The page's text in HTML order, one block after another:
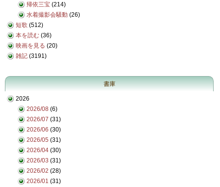
帰依三宝 (214)
水着撮影会騒動 (26)
短歌 (512)
本を読む (36)
映画を見る (20)
雑記 (3191)
書庫
2026
2026/08 (6)
2026/07 (31)
2026/06 (30)
2026/05 (31)
2026/04 (30)
2026/03 (31)
2026/02 (28)
2026/01 (31)